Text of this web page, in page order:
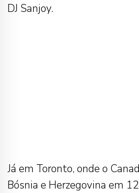
DJ Sanjoy.
Já em Toronto, onde o
Bósnia e Herzegovina em